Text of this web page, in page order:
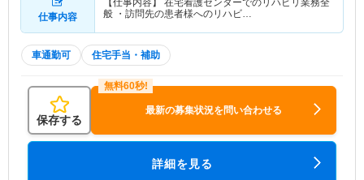
仕事内容
【仕事内容】 在宅看護センターでのリハビリ業務全
般 ・訪問先の患者様へのリハビ…
車通勤可 住宅手当・補助
保存する
最新の募集状況を問い合わせる
詳細を見る